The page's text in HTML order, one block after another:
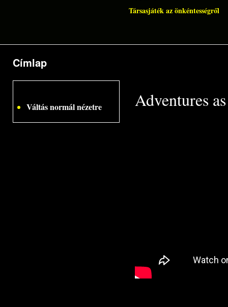
Társasjáték az önkéntességről
Jelenlegi hely
Címlap
Váltás normál nézetre Adventures